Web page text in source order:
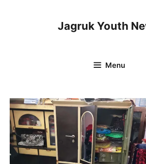
Jagruk Youth
Menu